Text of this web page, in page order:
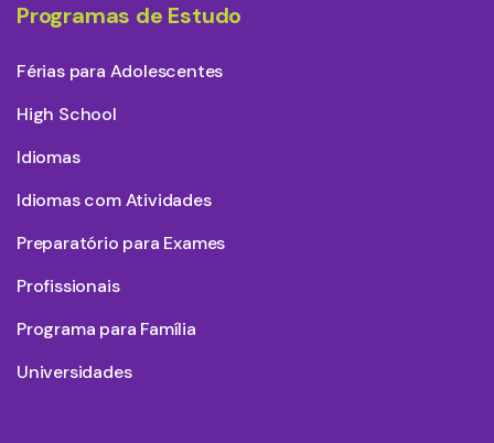
Programas de Estudo
Férias para Adolescentes
High School
Idiomas
Idiomas com Atividades
Preparatório para Exames
Profissionais
Programa para Família
Universidades